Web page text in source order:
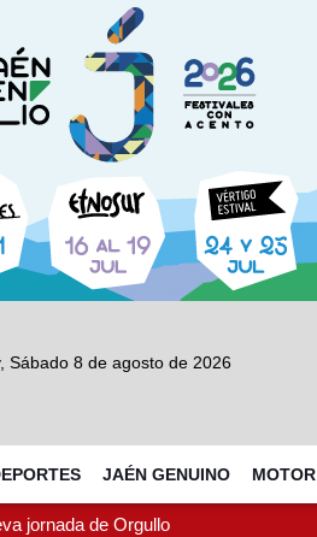
Sábado 8 de agosto de 2026
JAÉN GENUINO MOTOR
jornada de Orgullo